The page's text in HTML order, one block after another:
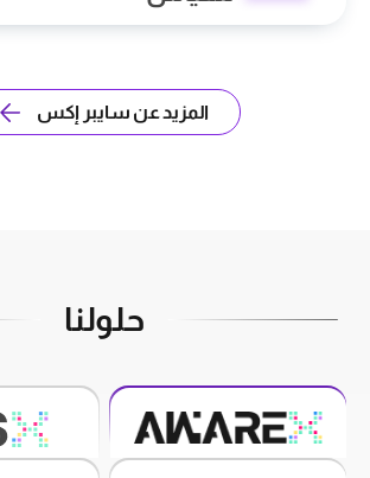
المزيد عن سايبر إكس
حلولنا